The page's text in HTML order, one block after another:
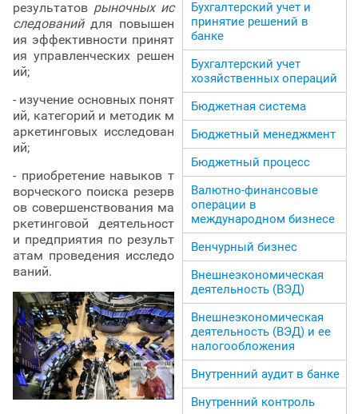
результатов рыночных ис
следованийдля повышен
ия эффективности принят
ия управленческих решен
ий;
- изучение основных понят
ий, категорий и методик м
аркетинговых исследован
ий;
- приобретение навыков т
ворческого поиска резерв
ов совершенствования ма
ркетинговой деятельност
и предприятия по результ
атам проведения исследо
ваний.
Бухгалтерский учет и
принятие решений в
банке
Бухгалтерский учет
хозяйственных операций
Бюджетная система
Бюджетный менеджмент
Бюджетный процесс
Валютно-финансовые
операции в
международном бизнесе
Венчурный бизнес
Внешнеэкономическая
деятельность (ВЭД)
Внешнеэкономическая
деятельность (ВЭД) и ее
налогообложения
Внутренний аудит в банке
Внутренний контроль